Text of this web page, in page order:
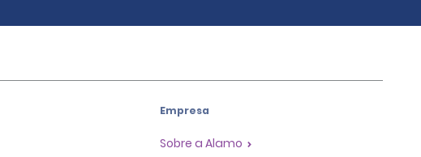
Empresa
Sobre a Alamo